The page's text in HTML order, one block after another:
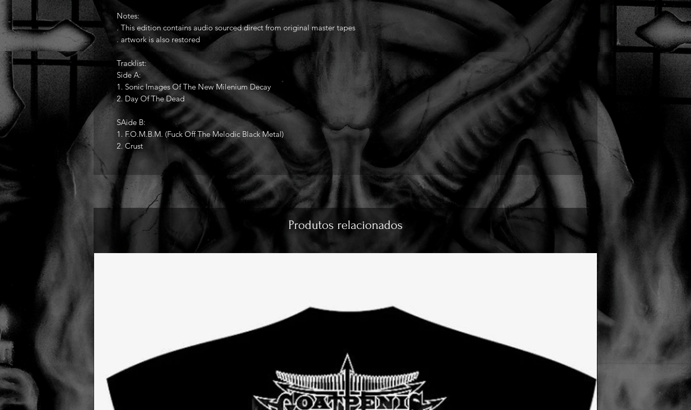
Notes:
. This edition contains audio sourced direct from original master tapes
. artwork is also restored
Tracklist:
Side A:
1. Sonic Images Of The New Milenium Decay
2. Day Of The Dead
SAide B:
1. F.O.M.B.M. (Fuck Off The Melodic Black Metal)
2. Crust
Produtos relacionados